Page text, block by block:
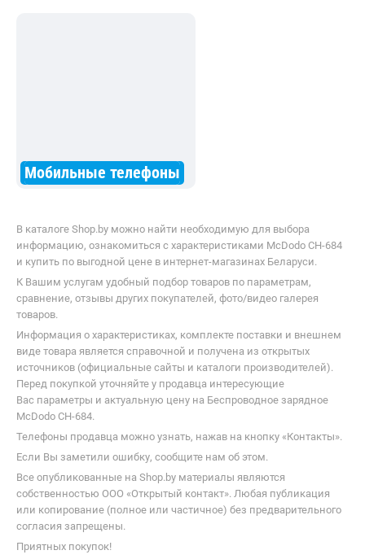
Мобильные телефоны
В каталоге Shop.by можно найти необходимую для выбора
информацию, ознакомиться с характеристиками McDodo CH-684
и купить по выгодной цене в интернет-магазинах Беларуси.
К Вашим услугам удобный подбор товаров по параметрам,
сравнение, отзывы других покупателей, фото/видео галерея
товаров.
Информация о характеристиках, комплекте поставки и внешнем
виде товара является справочной и получена из открытых
источников (официальные сайты и каталоги производителей).
Перед покупкой уточняйте у продавца интересующие
Вас параметры и актуальную цену на Беспроводное зарядное
McDodo CH-684.
Телефоны продавца можно узнать, нажав на кнопку «Контакты».
Если Вы заметили ошибку, сообщите нам об этом.
Все опубликованные на Shop.by материалы являются
собственностью ООО «Открытый контакт». Любая публикация
или копирование (полное или частичное) без предварительного
согласия запрещены.
Приятных покупок!